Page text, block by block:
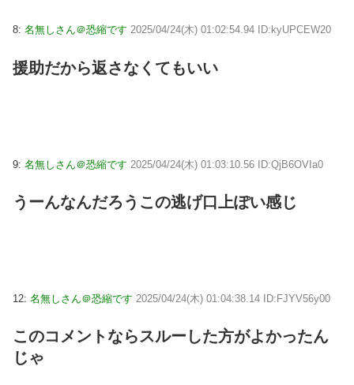
8: 名無しさん＠恐縮です 2025/04/24(木) 01:02:54.94 ID:kyUPCEW20
援助だから返さなくてもいい
9: 名無しさん＠恐縮です 2025/04/24(木) 01:03:10.56 ID:QjB6OVIa0
うーんなんだろうこの逃げ口上ぽい感じ
12: 名無しさん＠恐縮です 2025/04/24(木) 01:04:38.14 ID:FJYV56y00
このコメントならスルーした方がよかったん
じゃ